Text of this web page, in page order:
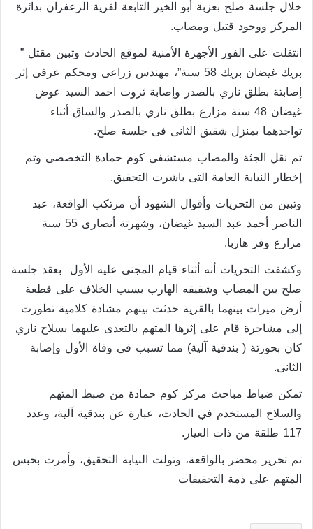
خلال جلسة صلح بعزبة أبو الخير التابعة لقرية الزعفران بدائرة
المركز ووجود قتيل ومصاب.
انتقلت على الفور الأجهزة الأمنية لموقع الحادث وتبين مقتل ”
بريك غيضان بريك 58 سنة”، مهندس زراعى ومحكم عرفى إثر
إصابتة بطلق ناري بالصدر وإصابة ثروت احمد السيد عوض
غيضان 48 سنة مزارع بطلق ناري بالصدر والساق أثناء
تواجدهما بمنزل شقيق الثانى فى جلسة صلح.
تم نقل الجثة والمصاب مستشفى كوم حمادة التخصصى وتم
إخطار النيابة العامة التى باشرت التحقيق.
وتبين من التحريات وأقوال الشهود أن مرتكب الواقعة، عبد
الناصر أحمد عبد السيد غيضان، وشهرتة أنصارى 55 سنة
مزارع وفر هاربا.
وكشفت التحريات أنه أثناء قيام المجنى عليه الأول بعقد جلسة
صلح بين المصاب وشقيقه الهارب بسبب الخلاف على قطعة
أرض ميراث بينهما بالقرية حدثت بينهم مشادة كلامية تطورت
إلى مشاجرة قام على إثرها المتهم بالتعدى عليهما بسلاح ناري
كان بحوزتة ( بندقية آلية) مما تسبب فى وفاة الأول وإصابة
الثانى.
تمكن ضباط مباحث مركز كوم حمادة من ضبط المتهم
والسلاح المستخدم في الحادث، عبارة عن بندقية آلية، وعدد
117 طلقة من ذات العيار.
تم تحرير محضر بالواقعة، وتولت النيابة التحقيق، وأمرت بحبس
المتهم على ذمة التحقيقات